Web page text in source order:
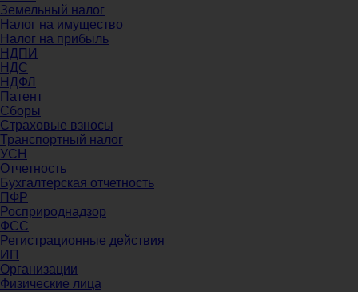
Земельный налог
Налог на имущество
Налог на прибыль
НДПИ
НДС
НДФЛ
Патент
Сборы
Страховые взносы
Транспортный налог
УСН
Отчетность
Бухгалтерская отчетность
ПФР
Росприроднадзор
ФСС
Регистрационные действия
ИП
Организации
Физические лица